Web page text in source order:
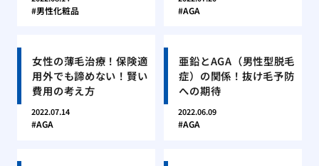
男性化粧品 AGA
女性の薄毛治療！保険適
用外でも諦めない！賢い
費用の考え方
2022.07.14
AGA
亜鉛とAGA（男性型脱毛
症）の関係！抜け毛予防
への期待
2022.06.09
AGA